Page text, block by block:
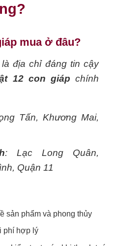
mua ở đâu?
là địa chỉ đáng tin cậy
12 con giáp chính
Tấn, Khương Mai,
: Lạc Long Quân,
Quận 11
sản phẩm và phong thủy
phí hợp lý